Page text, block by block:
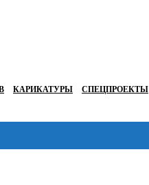
КАРИКАТУРЫ СПЕЦПРОЕКТЫ